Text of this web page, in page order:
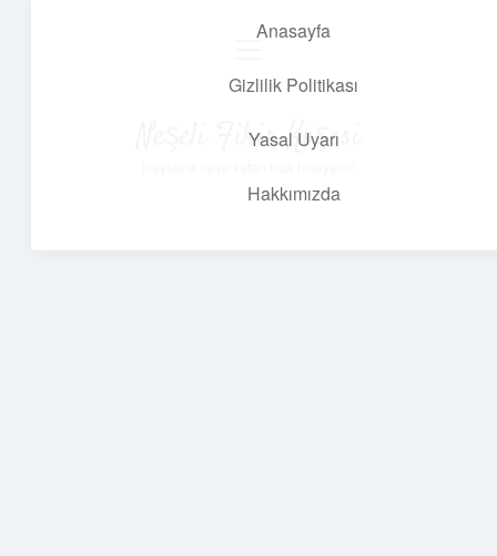
Anasayfa
Gizlilik Politikası
Yasal Uyarı
Hakkımızda
Neşeli Fikir Köşesi